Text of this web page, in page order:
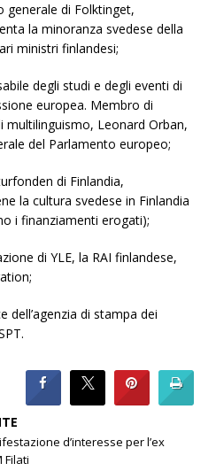
generale di Folktinget,
la minoranza svedese della
ministri finlandesi;
degli studi e degli eventi di
europea. Membro di
Leonard Orban,
del Parlamento europeo;
di Finlandia,
la cultura svedese in Finlandia
i finanziamenti erogati);
di YLE, la RAI finlandese,
dell’agenzia di stampa dei
d’interesse per l’ex
Filati